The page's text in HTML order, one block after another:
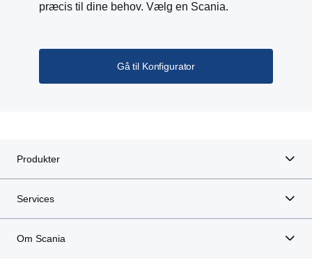
præcis til dine behov. Vælg en Scania.
Gå til Konfigurator
Produkter
Services
Om Scania